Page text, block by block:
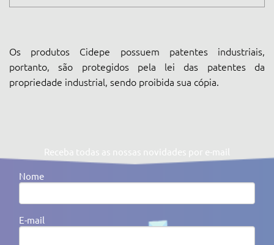
Os produtos Cidepe possuem patentes industriais,
portanto, são protegidos pela lei das patentes da
propriedade industrial, sendo proibida sua cópia.
Receba todas as nossas novidades por e-mail
Nome
E-mail